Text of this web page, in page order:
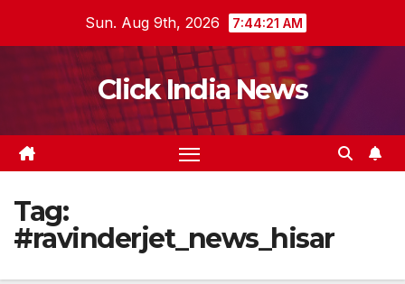
Sun. Aug 9th, 2026 7:44:22 AM
Click India News
Tag:
#ravinderjet_news_hisar